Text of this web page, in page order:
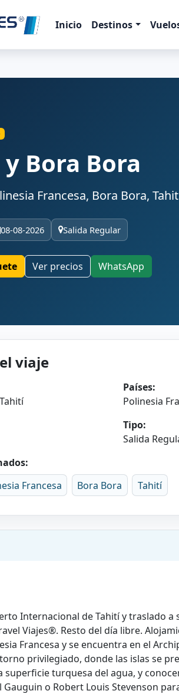
Inicio Destinos
Bora Bora
Francesa, Bora Bora,
08-08-2026 Salida Regular
Ver precios WhatsApp
viaje
Países:
Polinesia
Tipo:
Salida
Francesa Bora Bora Tahití
Internacional de Tahití y traslado
Viajes®. Resto del día libre.
Francesa y se encuentra en el
privilegiado, donde las islas se
superficie turquesa del agua, y
o Robert Louis Stevenson